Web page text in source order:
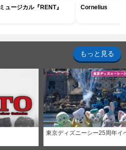
ミュージカル『RENT』 Cornelius
もっと見る
東京ディズニーシー25周年イ